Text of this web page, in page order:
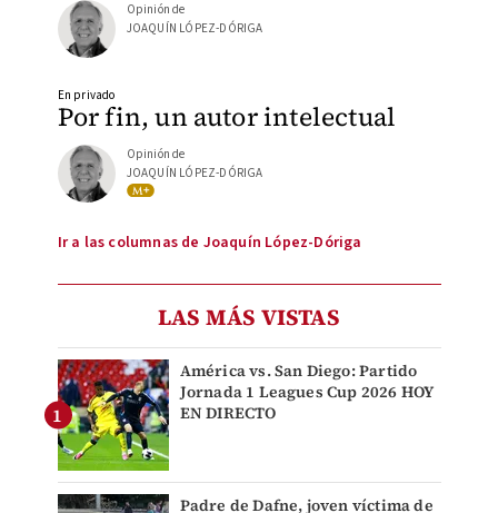
Opinión de
JOAQUÍN LÓPEZ-DÓRIGA
Por fin, un autor intelectual
En privado
Opinión de
JOAQUÍN LÓPEZ-DÓRIGA
Ir a las columnas de Joaquín López-Dóriga
LAS MÁS VISTAS
América vs. San Diego: Partido
Jornada 1 Leagues Cup 2026 HOY
EN DIRECTO
Padre de Dafne, joven víctima de